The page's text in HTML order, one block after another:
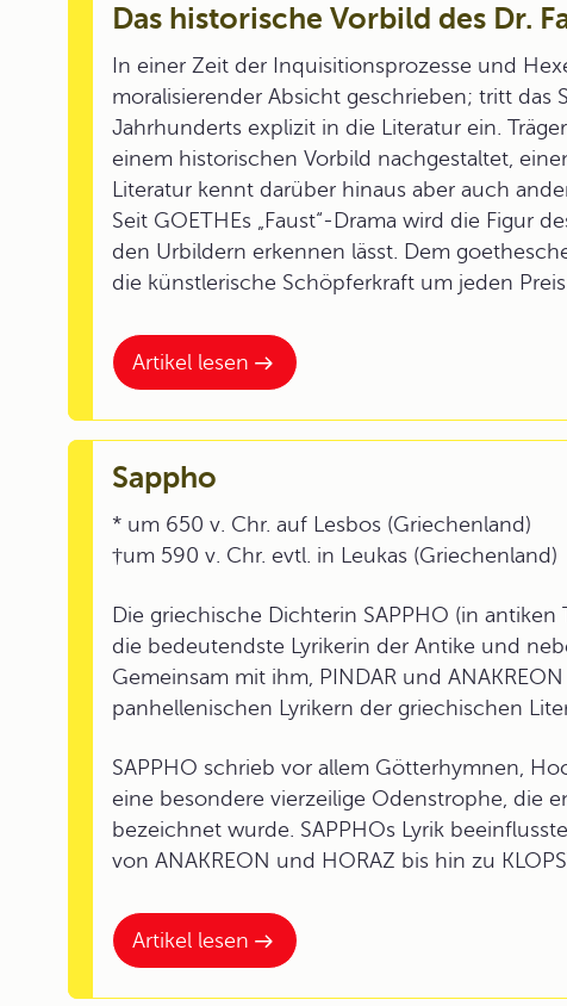
Artikel lesen
Das historische Vorbild des Dr.
In einer Zeit der Inquisitionsprozesse und
moralisierender Absicht geschrieben; tritt das
Jahrhunderts explizit in die Literatur ein.
einem historischen Vorbild nachgestaltet,
Literatur kennt darüber hinaus aber auch
Seit GOETHEs „Faust“-Drama wird die Figur
den Urbildern erkennen lässt. Dem
die künstlerische Schöpferkraft um jeden
Artikel lesen
Sappho
* um 650 v. Chr. auf Lesbos (Griechenland)
†um 590 v. Chr. evtl. in Leukas (Griechenland)
Die griechische Dichterin SAPPHO (in
die bedeutendste Lyrikerin der Antike und
Gemeinsam mit ihm, PINDAR und
panhellenischen Lyrikern der griechischen
SAPPHO schrieb vor allem Götterhymnen,
eine besondere vierzeilige Odenstrophe, die
bezeichnet wurde. SAPPHOs Lyrik
von ANAKREON und HORAZ bis hin zu